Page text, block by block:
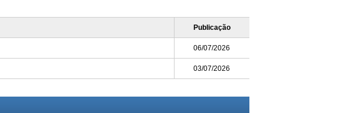
Publicação
06/07/2026
03/07/2026